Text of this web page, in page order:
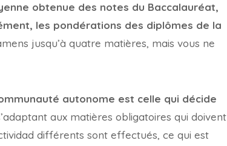
obtenue des notes du Baccalauréat,
les pondérations des diplômes de la
jusqu’à quatre matières, mais vous ne
autonome est celle qui décide
aux matières obligatoires qui doivent
différents sont effectués, ce qui est